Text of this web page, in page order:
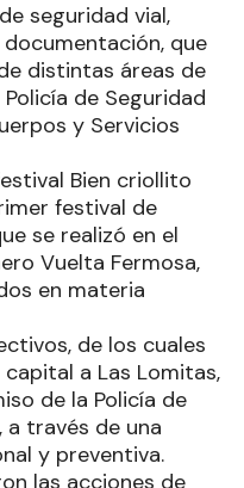
seguridad vial,
que
distintas áreas de
de Seguridad
y Servicios
Bien criollito
festival de
se realizó en el
Vuelta Fermosa,
en materia
de los cuales
a Las Lomitas,
de la Policía de
a través de una
y preventiva.